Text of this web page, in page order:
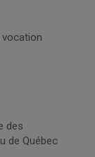
vocation
des
de Québec